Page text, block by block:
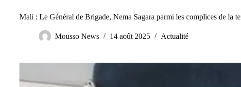
Mali : Le Général de Brigade, Nema Sagara parmi les complices de la
Mousso News 14 août 2025 Actualité